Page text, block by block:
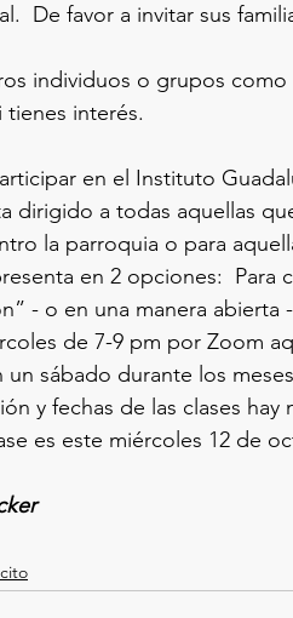
De favor a invitar sus
individuos o grupos
tienes interés.
en el Instituto
dirigido a todas aquellas
la parroquia o para
en 2 opciones:
- o en una manera
de 7-9 pm por Zoom
un sábado durante los
y fechas de las clases
es este miércoles 12 de